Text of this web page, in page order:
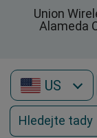
Union
Alameda
US